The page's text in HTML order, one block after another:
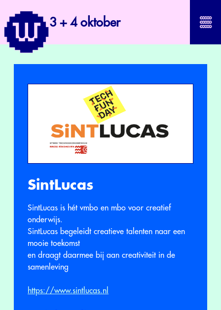
3 + 4 oktober
SintLucas
SintLucas is hét vmbo en mbo voor creatief
onderwijs.
SintLucas begeleidt creatieve talenten naar een
mooie toekomst
en draagt daarmee bij aan creativiteit in de
samenleving
https://www.sintlucas.nl